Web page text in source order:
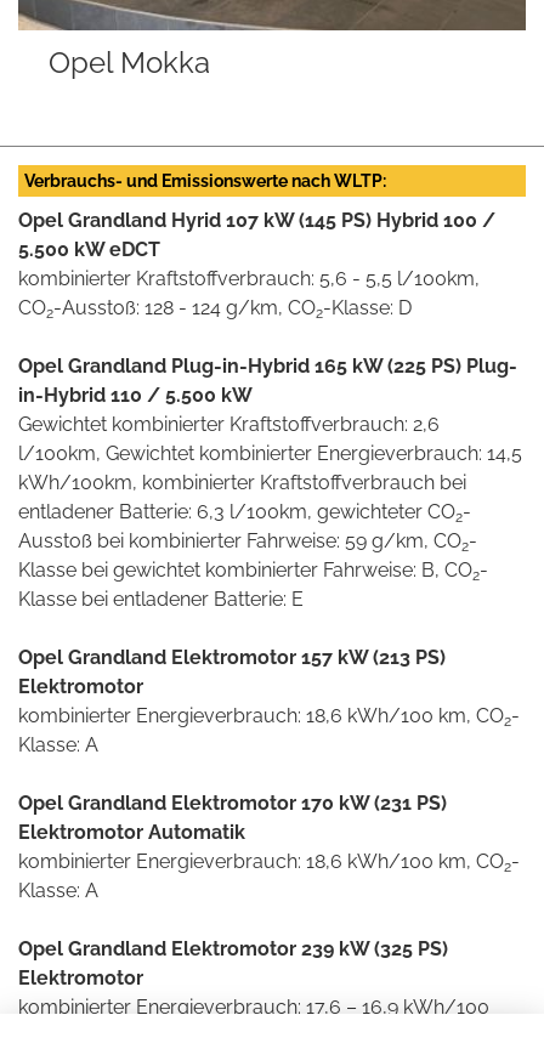
Verbrauchs- und Emissionswerte nach WLTP:
Opel Grandland Hyrid 107 kW (145 PS) Hybrid 100 /
5.500 kW eDCT
kombinierter Kraftstoffverbrauch: 5,6 - 5,5 l/100km,
CO2-Ausstoß: 128 - 124 g/km, CO2-Klasse: D
Opel Grandland Plug-in-Hybrid 165 kW (225 PS) Plug-
in-Hybrid 110 / 5.500 kW
Gewichtet kombinierter Kraftstoffverbrauch: 2,6
l/100km, Gewichtet kombinierter Energieverbrauch: 14,5
kWh/100km, kombinierter Kraftstoffverbrauch bei
entladener Batterie: 6,3 l/100km, gewichteter CO2-
Ausstoß bei kombinierter Fahrweise: 59 g/km, CO2-
Klasse bei gewichtet kombinierter Fahrweise: B, CO2-
Klasse bei entladener Batterie: E
Opel Grandland Elektromotor 157 kW (213 PS)
Elektromotor
kombinierter Energieverbrauch: 18,6 kWh/100 km, CO2-
Klasse: A
Opel Grandland Elektromotor 170 kW (231 PS)
Elektromotor Automatik
kombinierter Energieverbrauch: 18,6 kWh/100 km, CO2-
Klasse: A
Opel Grandland Elektromotor 239 kW (325 PS)
Elektromotor
kombinierter Energieverbrauch: 17,6 – 16,9 kWh/100